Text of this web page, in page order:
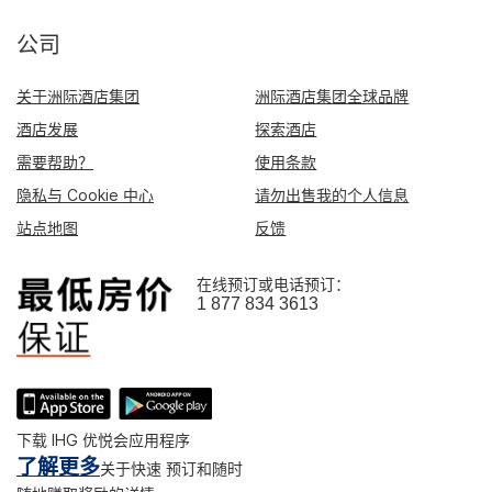
公司
关于洲际酒店集团
洲际酒店集团全球品牌
酒店发展
探索酒店
需要帮助？
使用条款
隐私与 Cookie 中心
请勿出售我的个人信息
站点地图
反馈
在线预订或电话预订：
1 877 834 3613
下载 IHG 优悦会应用程序
了解更多关于快速 预订和随时